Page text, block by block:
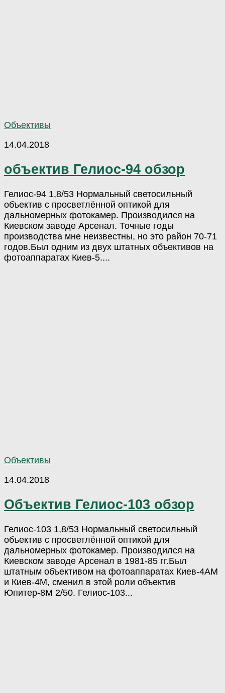
Объективы
14.04.2018
объектив Гелиос-94 обзор
Гелиос-94 1,8/53 Нормальный светосильный
объектив с просветлённой оптикой для
дальномерных фотокамер. Производился на
Киевском заводе Арсенал. Точные годы
производства мне неизвестны, но это район 70-71
годов.Был одним из двух штатных объективов на
фотоаппаратах Киев-5....
Объективы
14.04.2018
Объектив Гелиос-103 обзор
Гелиос-103 1,8/53 Нормальный светосильный
объектив с просветлённой оптикой для
дальномерных фотокамер. Производился на
Киевском заводе Арсенал в 1981-85 гг.Был
штатным объективом на фотоаппаратах Киев-4АМ
и Киев-4М, сменил в этой роли объектив
Юпитер-8М 2/50. Гелиос-103...